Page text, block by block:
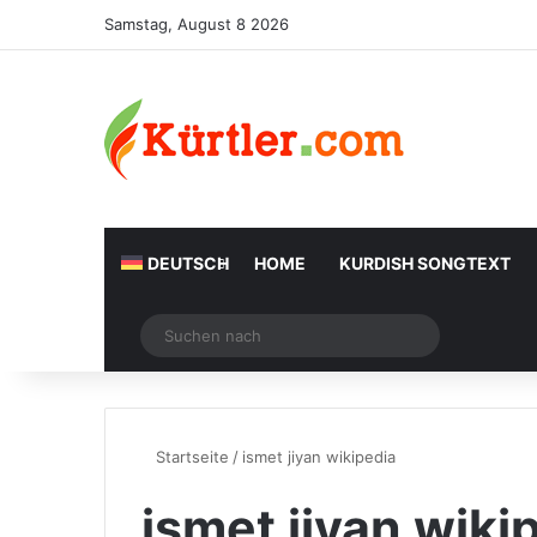
Samstag, August 8 2026
DEUTSCH HOME KURDISH SONGTEXT
Zufälliger Artikel
nach
Startseite / ismet jiyan wikipedia